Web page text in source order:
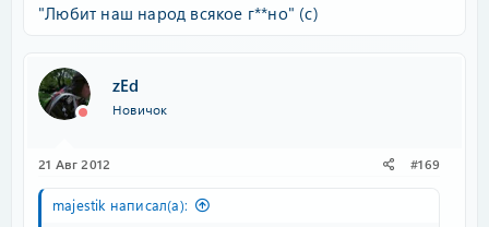
"Любит наш народ всякое г**но" (с)
zEd
Новичок
21 Авг 2012 #169
majestik написал(а):